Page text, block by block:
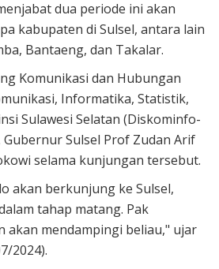
dua periode ini akan
kabupaten di Sulsel, antara lain
Bantaeng, dan Takalar.
Komunikasi dan Hubungan
Informatika, Statistik,
Sulawesi Selatan (Diskominfo-
Gubernur Sulsel Prof Zudan Arif
selama kunjungan tersebut.
akan berkunjung ke Sulsel,
tahap matang. Pak
akan mendampingi beliau," ujar
2024).